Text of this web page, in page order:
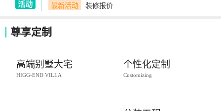
活动
最新活动
装修报价
尊享定制
高端别墅大宅
HIGG-END VILLA
个性化定制
Customizing